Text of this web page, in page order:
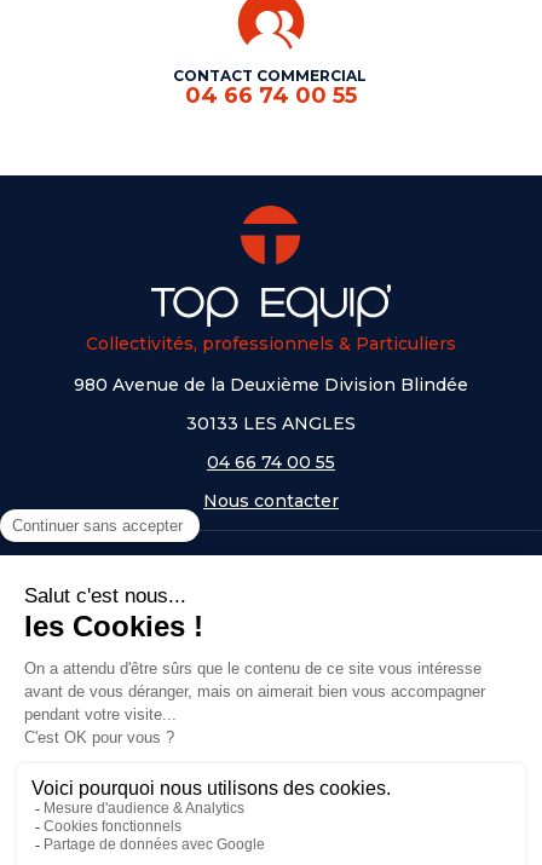
CONTACT COMMERCIAL
04 66 74 00 55
Collectivités, professionnels & Particuliers
980 Avenue de la Deuxième Division Blindée
30133 LES ANGLES
04 66 74 00 55
Nous contacter
- Serem
- Lifetime
- Mottez
- JAD Groupe